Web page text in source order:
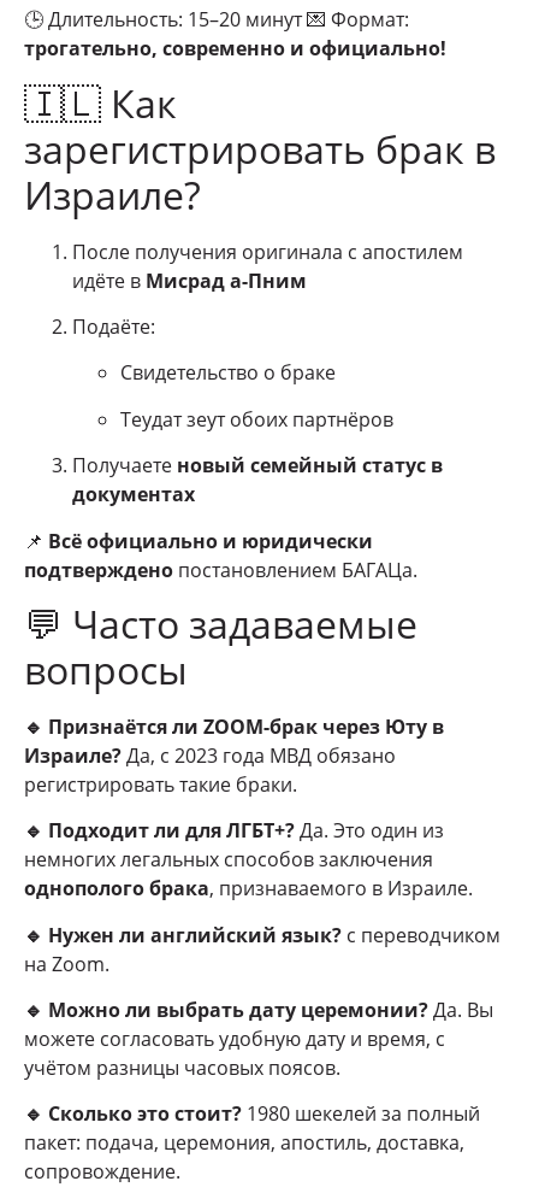
🕒 Длительность: 15–20 минут 💌 Формат:
трогательно, современно и официально!
🇮🇱 Как
зарегистрировать брак в
Израиле?
После получения оригинала с апостилем
идёте в Мисрад а-Пним
Подаёте:
Свидетельство о браке
Теудат зеут обоих партнёров
Получаете новый семейный статус в
документах
📌 Всё официально и юридически
подтверждено постановлением БАГАЦа.
💬 Часто задаваемые
вопросы
🔹 Признаётся ли ZOOM-брак через Юту в
Израиле?Да, с 2023 года МВД обязано
регистрировать такие браки.
🔹 Подходит ли для ЛГБТ+?Да. Это один из
немногих легальных способов заключения
однополого брака, признаваемого в Израиле.
🔹 Нужен ли английский язык? с переводчиком
на Zoom.
🔹 Можно ли выбрать дату церемонии?Да. Вы
можете согласовать удобную дату и время, с
учётом разницы часовых поясов.
🔹 Сколько это стоит? 1980 шекелей за полный
пакет: подача, церемония, апостиль, доставка,
сопровождение.